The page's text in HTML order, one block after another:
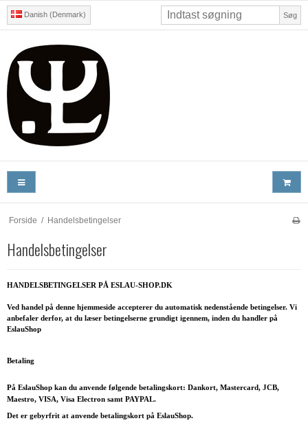
Danish (Denmark) Søg
Forside / Handelsbetingelser
Handelsbetingelser
HANDELSBETINGELSER PÅ ESLAU-SHOP.DK
Ved handel på denne hjemmeside accepterer du automatisk nedenstående betingelser. Vi
anbefaler derfor, at du læser betingelserne grundigt igennem, inden du handler på
EslauShop
Betaling
På EslauShop kan du anvende følgende betalingskort: Dankort, Mastercard, JCB,
Maestro, VISA, Visa Electron samt PAYPAL.
Det er gebyrfrit at anvende betalingskort på EslauShop.